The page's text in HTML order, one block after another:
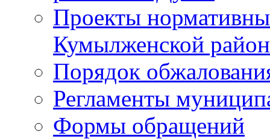
Проекты
Кумылженской
Порядок
Регламенты
Формы обращений